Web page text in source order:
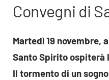
Convegni di
Martedì 19 novembre,
Santo Spirito ospiterà
Il tormento di un